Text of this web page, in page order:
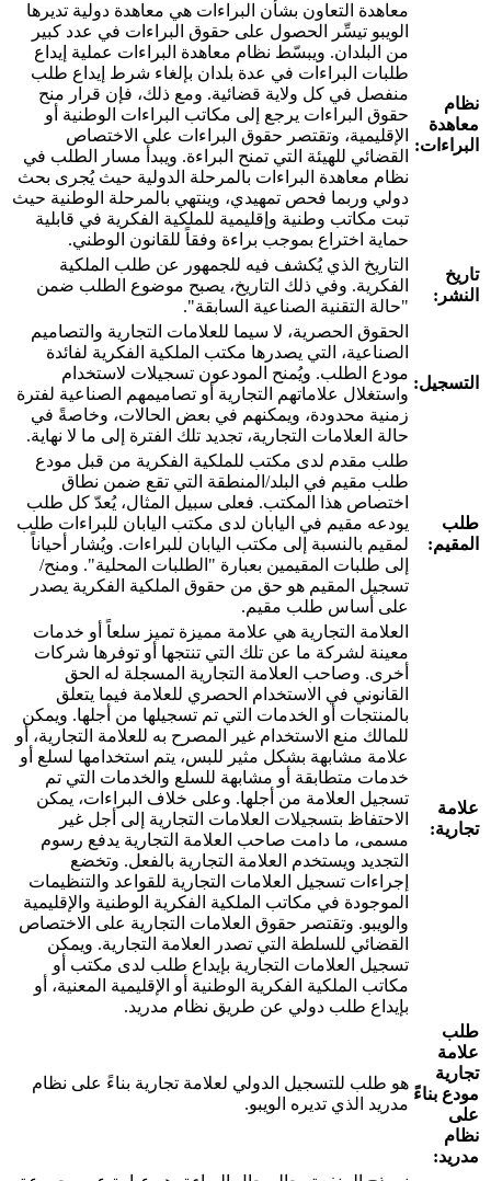
نظام
معاهدة
البراءات:
معاهدة التعاون بشأن البراءات هي معاهدة دولية تديرها
الويبو تيسِّر الحصول على حقوق البراءات في عدد كبير
من البلدان. ويبسّط نظام معاهدة البراءات عملية إيداع
طلبات البراءات في عدة بلدان بإلغاء شرط إيداع طلب
منفصل في كل ولاية قضائية. ومع ذلك، فإن قرار منح
حقوق البراءات يرجع إلى مكاتب البراءات الوطنية أو
الإقليمية، وتقتصر حقوق البراءات على الاختصاص
القضائي للهيئة التي تمنح البراءة. ويبدأ مسار الطلب في
نظام معاهدة البراءات بالمرحلة الدولية حيث يُجرى بحث
دولي وربما فحص تمهيدي، وينتهي بالمرحلة الوطنية حيث
تبت مكاتب وطنية وإقليمية للملكية الفكرية في قابلية
حماية اختراع بموجب براءة وفقاً للقانون الوطني.
تاريخ
النشر:
التاريخ الذي يُكشف فيه للجمهور عن طلب الملكية
الفكرية. وفي ذلك التاريخ، يصبح موضوع الطلب ضمن
"حالة التقنية الصناعية السابقة".
التسجيل:
الحقوق الحصرية، لا سيما للعلامات التجارية والتصاميم
الصناعية، التي يصدرها مكتب الملكية الفكرية لفائدة
مودع الطلب. ويُمنح المودعون تسجيلات لاستخدام
واستغلال علاماتهم التجارية أو تصاميمهم الصناعية لفترة
زمنية محدودة، ويمكنهم في بعض الحالات، وخاصةً في
حالة العلامات التجارية، تجديد تلك الفترة إلى ما لا نهاية.
طلب
المقيم:
طلب مقدم لدى مكتب للملكية الفكرية من قبل مودع
طلب مقيم في البلد/المنطقة التي تقع ضمن نطاق
اختصاص هذا المكتب. فعلى سبيل المثال، يُعدّ كل طلب
يودعه مقيم في اليابان لدى مكتب اليابان للبراءات طلب
لمقيم بالنسبة إلى مكتب اليابان للبراءات. ويُشار أحياناً
إلى طلبات المقيمين بعبارة "الطلبات المحلية". ومنح/
تسجيل المقيم هو حق من حقوق الملكية الفكرية يصدر
على أساس طلب مقيم.
علامة
تجارية:
العلامة التجارية هي علامة مميزة تميز سلعاً أو خدمات
معينة لشركة ما عن تلك التي تنتجها أو توفرها شركات
أخرى. وصاحب العلامة التجارية المسجلة له الحق
القانوني في الاستخدام الحصري للعلامة فيما يتعلق
بالمنتجات أو الخدمات التي تم تسجيلها من أجلها. ويمكن
للمالك منع الاستخدام غير المصرح به للعلامة التجارية، أو
علامة مشابهة بشكل مثير للبس، يتم استخدامها لسلع أو
خدمات متطابقة أو مشابهة للسلع والخدمات التي تم
تسجيل العلامة من أجلها. وعلى خلاف البراءات، يمكن
الاحتفاظ بتسجيلات العلامات التجارية إلى أجل غير
مسمى، ما دامت صاحب العلامة التجارية يدفع رسوم
التجديد ويستخدم العلامة التجارية بالفعل. وتخضع
إجراءات تسجيل العلامات التجارية للقواعد والتنظيمات
الموجودة في مكاتب الملكية الفكرية الوطنية والإقليمية
والويبو. وتقتصر حقوق العلامات التجارية على الاختصاص
القضائي للسلطة التي تصدر العلامة التجارية. ويمكن
تسجيل العلامات التجارية بإيداع طلب لدى مكتب أو
مكاتب الملكية الفكرية الوطنية أو الإقليمية المعنية، أو
بإيداع طلب دولي عن طريق نظام مدريد.
طلب
علامة
تجارية
مودع بناءً
على
نظام
مدريد:
هو طلب للتسجيل الدولي لعلامة تجارية بناءً على نظام
مدريد الذي تديره الويبو.